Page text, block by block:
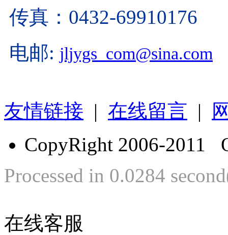
传真：0432-69910176
电邮: jljygs_com@sina.com
友情链接 | 在线留言 |
CopyRight 2006-2011
Processed in 0.0284
在线客服